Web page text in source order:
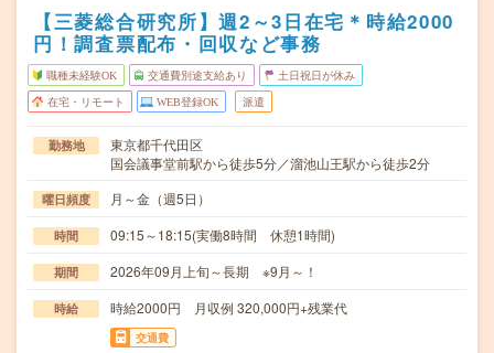
【三菱総合研究所】週2～3日在宅＊時給2000
円！調査票配布・回収など事務
職種未経験OK 交通費別途支給あり 土日祝日が休み
在宅・リモート WEB登録OK 派遣
勤務地
東京都千代田区
国会議事堂前駅から徒歩5分／溜池山王駅から徒歩2分
曜日頻度 月～金（週5日）
時間 09:15～18:15(実働8時間 休憩1時間)
期間 2026年09月上旬～長期 ※9月～！
時給 時給2000円 月収例 320,000円+残業代
交通費